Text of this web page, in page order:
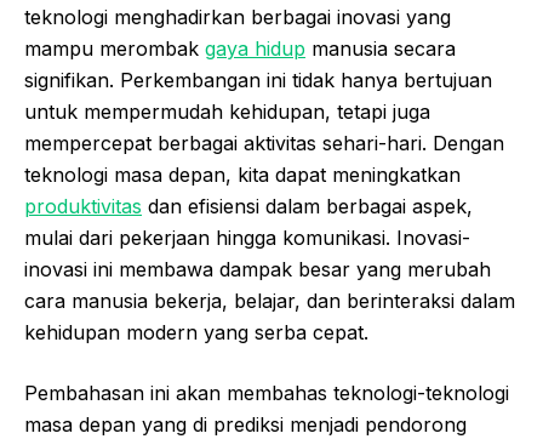
teknologi menghadirkan berbagai inovasi yang
mampu merombak gaya hidup manusia secara
signifikan. Perkembangan ini tidak hanya bertujuan
untuk mempermudah kehidupan, tetapi juga
mempercepat berbagai aktivitas sehari-hari. Dengan
teknologi masa depan, kita dapat meningkatkan
produktivitas dan efisiensi dalam berbagai aspek,
mulai dari pekerjaan hingga komunikasi. Inovasi-
inovasi ini membawa dampak besar yang merubah
cara manusia bekerja, belajar, dan berinteraksi dalam
kehidupan modern yang serba cepat.
Pembahasan ini akan membahas teknologi-teknologi
masa depan yang di prediksi menjadi pendorong